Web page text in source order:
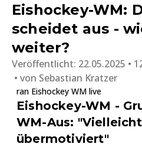
Eishockey-WM:
scheidet aus -
weiter?
Veröffentlicht: 22.05.2025 •
von Sebastian Kratzer
ran Eishockey WM live
Eishockey-WM -
WM-Aus:
übermotiviert"